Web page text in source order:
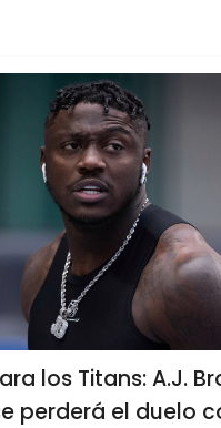
los Titans: A.J.
perderá el duelo